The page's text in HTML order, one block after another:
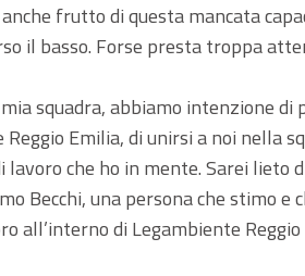
frutto di questa mancata
il basso. Forse presta troppa
squadra, abbiamo intenzione di
Emilia, di unirsi a noi nella
che ho in mente. Sarei lieto
Becchi, una persona che stimo e
all’interno di Legambiente Reggio